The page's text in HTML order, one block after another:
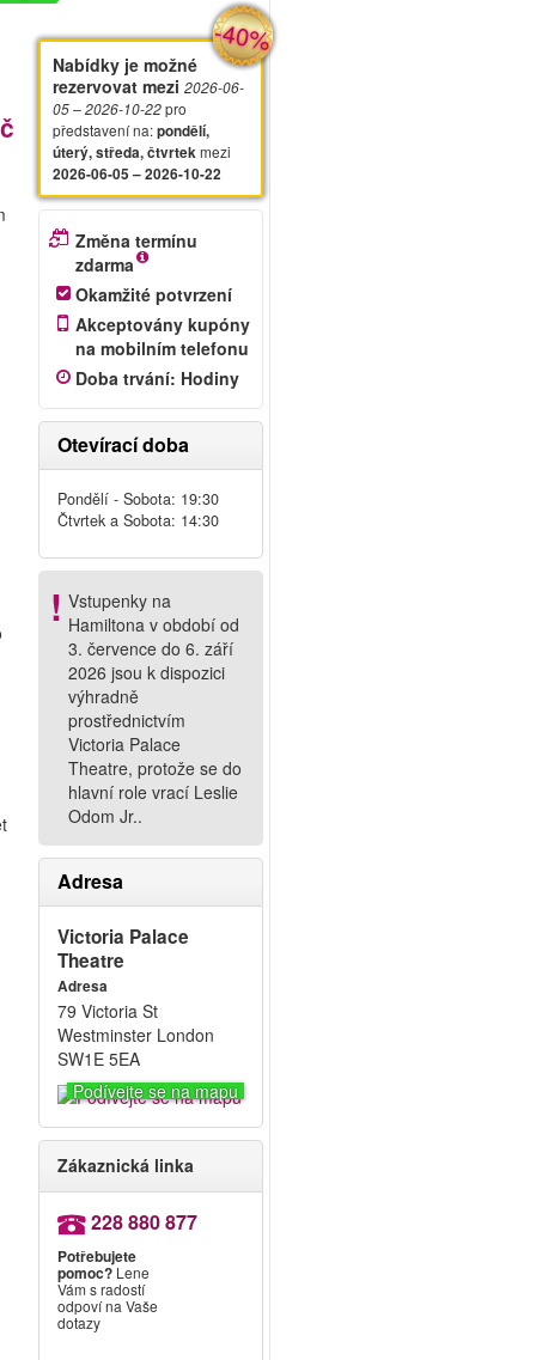
-40%
Nabídky je možné
rezervovat mezi 2026-06-
05– 2026-10-22pro
představení na:pondělí,
úterý, středa, čtvrtekmezi
2026-06-05 – 2026-10-22
Změna termínu
zdarma
Okamžité potvrzení
Akceptovány kupóny
na mobilním telefonu
Doba trvání: Hodiny
Otevírací doba
Pondělí - Sobota: 19:30
Čtvrtek a Sobota: 14:30
Vstupenky na
Hamiltona v období od
3. července do 6. září
2026 jsou k dispozici
výhradně
prostřednictvím
Victoria Palace
Theatre, protože se do
hlavní role vrací Leslie
Odom Jr..
Adresa
Victoria Palace
Theatre
Adresa
79 Victoria St
Westminster London
SW1E 5EA
Podívejte se na mapu
Zákaznická linka
228 880 877
Potřebujete
pomoc?Lene
Vám s radostí
odpoví na Vaše
dotazy